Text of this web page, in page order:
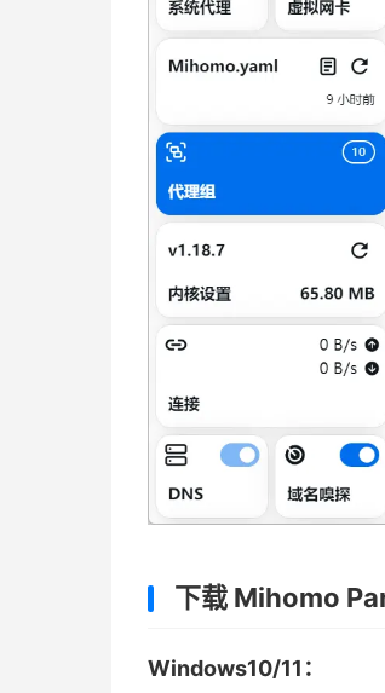
下载 Mihomo
Windows10/11：